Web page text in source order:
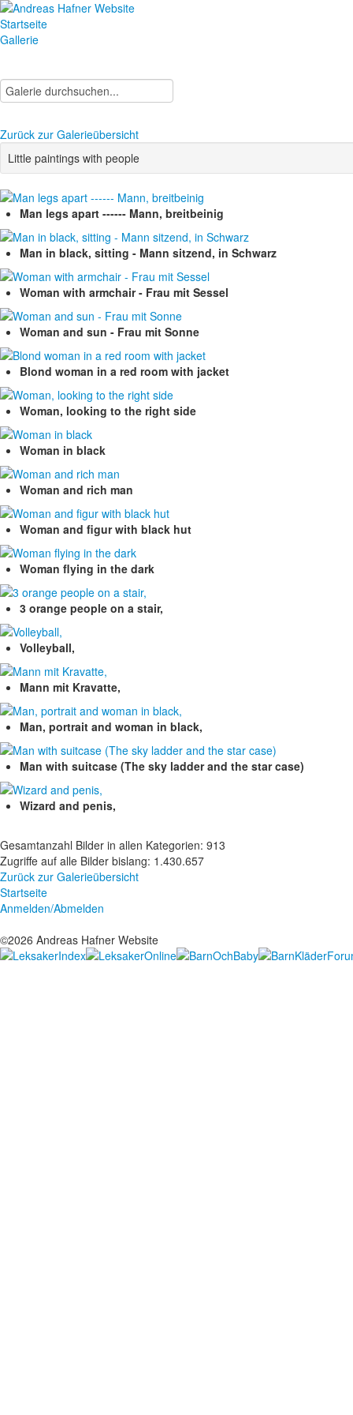
Startseite
Gallerie
Zurück zur Galerieübersicht
Little paintings with people
Man legs apart ------ Mann, breitbeinig
Man in black, sitting - Mann sitzend, in Schwarz
Woman with armchair - Frau mit Sessel
Woman and sun - Frau mit Sonne
Blond woman in a red room with jacket
Woman, looking to the right side
Woman in black
Woman and rich man
Woman and figur with black hut
Woman flying in the dark
3 orange people on a stair,
Volleyball,
Mann mit Kravatte,
Man, portrait and woman in black,
Man with suitcase (The sky ladder and the star case)
Wizard and penis,
Gesamtanzahl Bilder in allen Kategorien: 913
Zugriffe auf alle Bilder bislang: 1.430.657
Zurück zur Galerieübersicht
Startseite
Anmelden/Abmelden
©2026 Andreas Hafner Website